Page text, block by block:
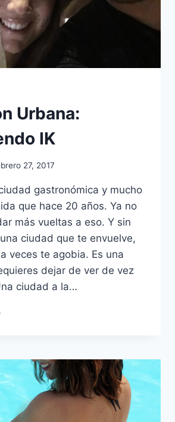
Urbana:
IK
27, 2017
gastronómica y mucho
que hace 20 años. Ya no
más vueltas a eso. Y sin
ciudad que te envuelve,
veces te agobia. Es una
dejar de ver de vez
ciudad a la…